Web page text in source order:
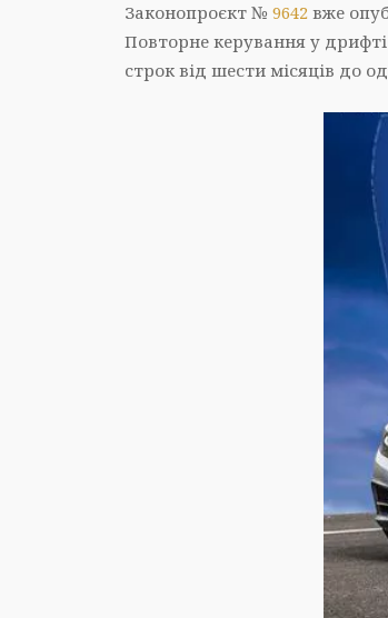
Законопроєкт № 9642 вже
Повторне керування у
строк від шести місяців до